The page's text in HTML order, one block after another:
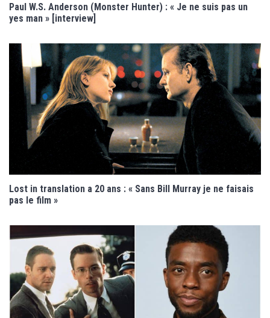
Paul W.S. Anderson (Monster Hunter) : « Je ne suis pas un
yes man » [interview]
Lost in translation a 20 ans : « Sans Bill Murray je ne faisais
pas le film »